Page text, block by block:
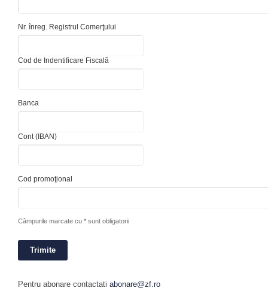
Nr. înreg. Registrul Comerţului
Cod de Indentificare Fiscală
Banca
Cont (IBAN)
Cod promoţional
Câmpurile marcate cu * sunt obligatorii
Pentru abonare contactati abonare@zf.ro